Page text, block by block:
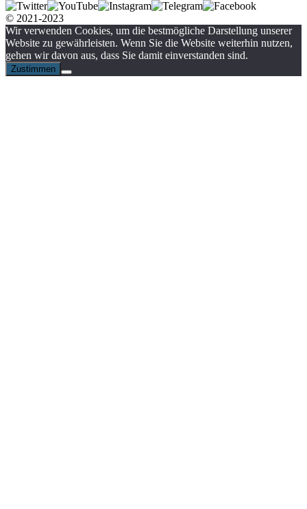
© 2021-2023
Wir verwenden Cookies, um die bestmögliche Darstellung unserer
Website zu gewährleisten. Wenn Sie die Website weiterhin nutzen,
gehen wir davon aus, dass Sie damit einverstanden sind.
Zustimmen